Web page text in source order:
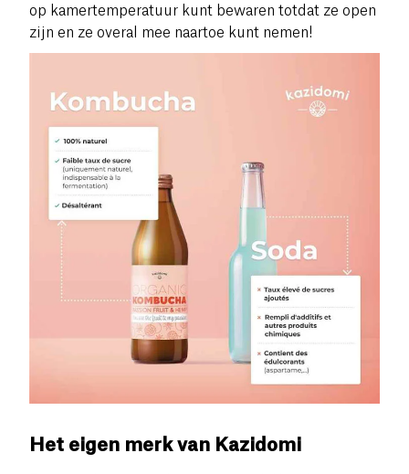
op kamertemperatuur kunt bewaren totdat ze open
zijn en ze overal mee naartoe kunt nemen!
Het eigen merk van Kazidomi